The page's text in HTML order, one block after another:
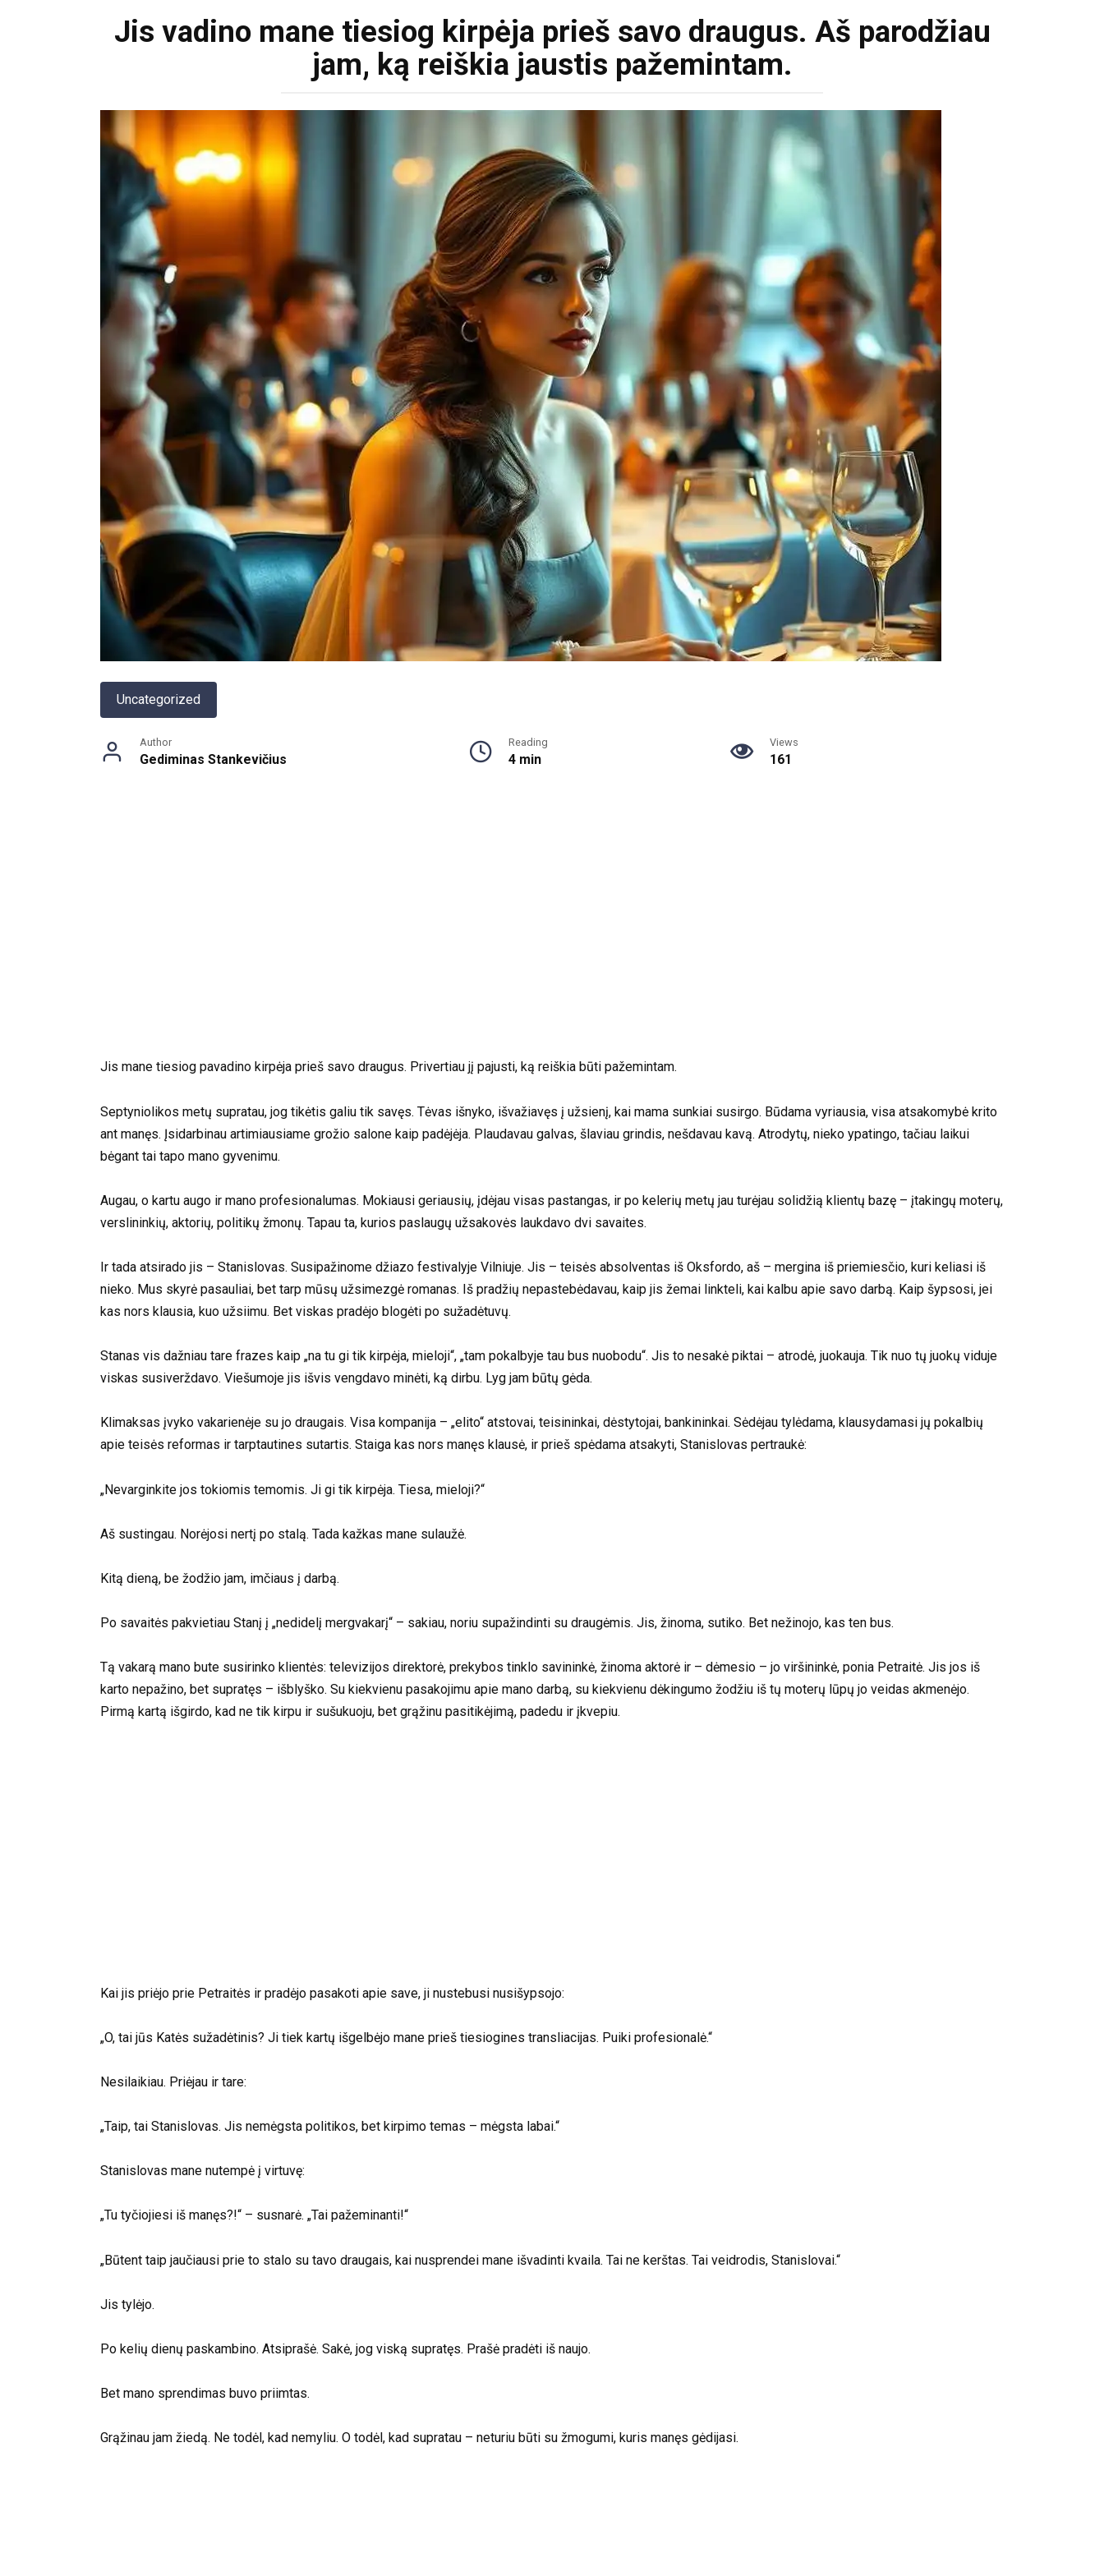
Jis vadino mane tiesiog kirpėja prieš savo draugus. Aš parodžiau
jam, ką reiškia jaustis pažemintam.
Uncategorized
Author
Gediminas Stankevičius
Reading
4 min
Views
161
Jis mane tiesiog pavadino kirpėja prieš savo draugus. Privertiau jį pajusti, ką reiškia būti pažemintam.
Septyniolikos metų supratau, jog tikėtis galiu tik savęs. Tėvas išnyko, išvažiavęs į užsienį, kai mama sunkiai susirgo. Būdama vyriausia, visa atsakomybė krito
ant manęs. Įsidarbinau artimiausiame grožio salone kaip padėjėja. Plaudavau galvas, šlaviau grindis, nešdavau kavą. Atrodytų, nieko ypatingo, tačiau laikui
bėgant tai tapo mano gyvenimu.
Augau, o kartu augo ir mano profesionalumas. Mokiausi geriausių, įdėjau visas pastangas, ir po kelerių metų jau turėjau solidžią klientų bazę – įtakingų moterų,
verslininkių, aktorių, politikų žmonų. Tapau ta, kurios paslaugų užsakovės laukdavo dvi savaites.
Ir tada atsirado jis – Stanislovas. Susipažinome džiazo festivalyje Vilniuje. Jis – teisės absolventas iš Oksfordo, aš – mergina iš priemiesčio, kuri keliasi iš
nieko. Mus skyrė pasauliai, bet tarp mūsų užsimezgė romanas. Iš pradžių nepastebėdavau, kaip jis žemai linkteli, kai kalbu apie savo darbą. Kaip šypsosi, jei
kas nors klausia, kuo užsiimu. Bet viskas pradėjo blogėti po sužadėtuvų.
Stanas vis dažniau tare frazes kaip „na tu gi tik kirpėja, mieloji“, „tam pokalbyje tau bus nuobodu“. Jis to nesakė piktai – atrodė, juokauja. Tik nuo tų juokų viduje
viskas susiverždavo. Viešumoje jis išvis vengdavo minėti, ką dirbu. Lyg jam būtų gėda.
Klimaksas įvyko vakarienėje su jo draugais. Visa kompanija – „elito“ atstovai, teisininkai, dėstytojai, bankininkai. Sėdėjau tylėdama, klausydamasi jų pokalbių
apie teisės reformas ir tarptautines sutartis. Staiga kas nors manęs klausė, ir prieš spėdama atsakyti, Stanislovas pertraukė:
„Nevarginkite jos tokiomis temomis. Ji gi tik kirpėja. Tiesa, mieloji?“
Aš sustingau. Norėjosi nertį po stalą. Tada kažkas mane sulaužė.
Kitą dieną, be žodžio jam, imčiaus į darbą.
Po savaitės pakvietiau Stanį į „nedidelį mergvakarį“ – sakiau, noriu supažindinti su draugėmis. Jis, žinoma, sutiko. Bet nežinojo, kas ten bus.
Tą vakarą mano bute susirinko klientės: televizijos direktorė, prekybos tinklo savininkė, žinoma aktorė ir – dėmesio – jo viršininkė, ponia Petraitė. Jis jos iš
karto nepažino, bet supratęs – išblyško. Su kiekvienu pasakojimu apie mano darbą, su kiekvienu dėkingumo žodžiu iš tų moterų lūpų jo veidas akmenėjo.
Pirmą kartą išgirdo, kad ne tik kirpu ir sušukuoju, bet grąžinu pasitikėjimą, padedu ir įkvepiu.
Kai jis priėjo prie Petraitės ir pradėjo pasakoti apie save, ji nustebusi nusišypsojo:
„O, tai jūs Katės sužadėtinis? Ji tiek kartų išgelbėjo mane prieš tiesiogines transliacijas. Puiki profesionalė.“
Nesilaikiau. Priėjau ir tare:
„Taip, tai Stanislovas. Jis nemėgsta politikos, bet kirpimo temas – mėgsta labai.“
Stanislovas mane nutempė į virtuvę:
„Tu tyčiojiesi iš manęs?!“ – susnarė. „Tai pažeminanti!“
„Būtent taip jaučiausi prie to stalo su tavo draugais, kai nusprendei mane išvadinti kvaila. Tai ne kerštas. Tai veidrodis, Stanislovai.“
Jis tylėjo.
Po kelių dienų paskambino. Atsiprašė. Sakė, jog viską supratęs. Prašė pradėti iš naujo.
Bet mano sprendimas buvo priimtas.
Grąžinau jam žiedą. Ne todėl, kad nemyliu. O todėl, kad supratau – neturiu būti su žmogumi, kuris manęs gėdijasi.